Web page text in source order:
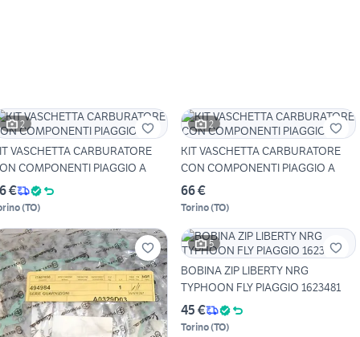
2
VASCHETTA CARBURATORE
COMPONENTI PIAGGIO A
€
(TO)
2
KIT VASCHETTA CARBURATORE
CON COMPONENTI PIAGGIO A
66 €
Torino(TO)
5
BOBINA ZIP LIBERTY NRG
TYPHOON FLY PIAGGIO 1623481
45 €
Torino(TO)